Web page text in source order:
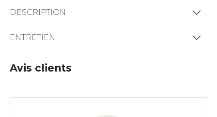
DESCRIPTION
ENTRETIEN
Avis clients